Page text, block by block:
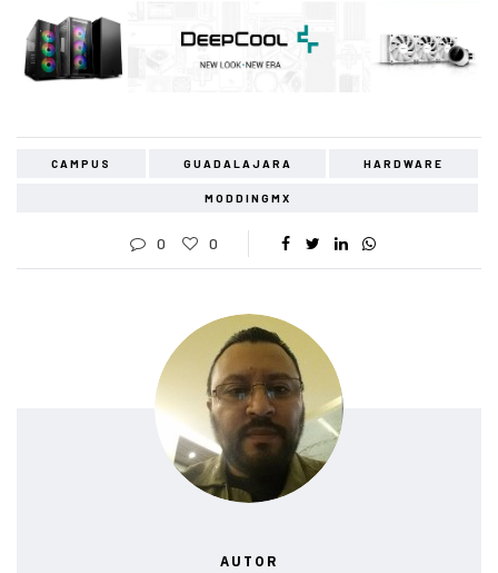
CAMPUS GUADALAJARA HARDWARE
MODDINGMX
0 0
AUTOR